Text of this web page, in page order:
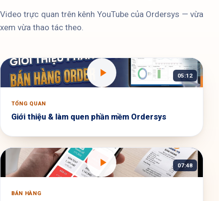
Video trực quan trên kênh YouTube của Ordersys — vừa
xem vừa thao tác theo.
05:12
TỔNG QUAN
Giới thiệu & làm quen phần mềm Ordersys
07:48
BÁN HÀNG